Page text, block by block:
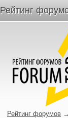
Рейтинг
Рейтинг форумов →